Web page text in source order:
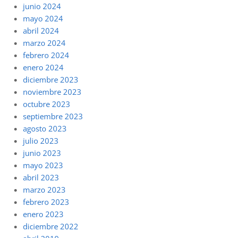
junio 2024
mayo 2024
abril 2024
marzo 2024
febrero 2024
enero 2024
diciembre 2023
noviembre 2023
octubre 2023
septiembre 2023
agosto 2023
julio 2023
junio 2023
mayo 2023
abril 2023
marzo 2023
febrero 2023
enero 2023
diciembre 2022